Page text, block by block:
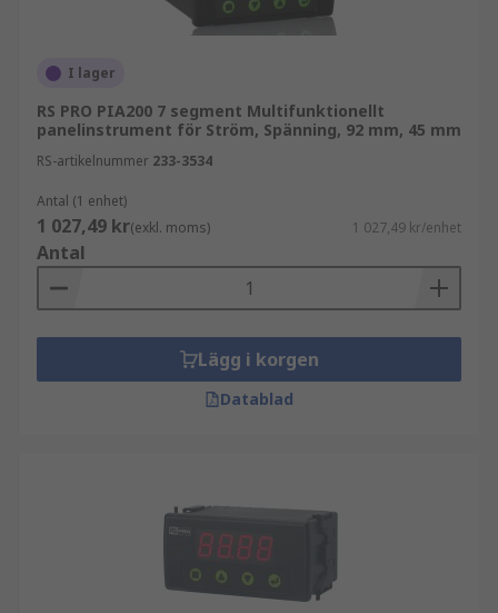
panelmätare. De låter dig programmera och visa
tidigare tillhandahölls av en traditionell
panelmätare.
De är lämpliga för en rad låg-, mellan- och
generatoraggregat, fastighetsförvaltning, energi-
och krafthanteringssystem eftersom de är
extremt effektiva på att mäta växel- eller likström
eller spänning inom ett elektriskt system.
Hur använder man
multifunktionsmätare?
vill ha, inklusive stapeldiagram, analogstil och
digitala alternativ.
Displayen kan anpassas genom att välja
inställningar som text, färg och
I lager
RS PRO PIA200 7 segment Multifunktionellt
panelinstrument för Ström, Spänning, 92 mm, 45 mm
RS-artikelnummer 233-3534
Antal (1 enhet)
1 027,49 kr(exkl. moms) 1 027,49 kr/enhet
Antal
Lägg i korgen
Datablad